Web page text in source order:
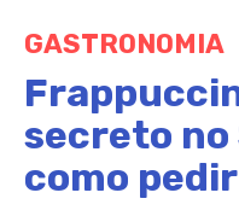
GASTRONOMIA
secreto
como